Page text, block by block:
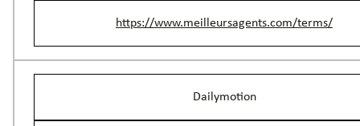
https://www.meilleursagents.com/terms/
Dailymotion